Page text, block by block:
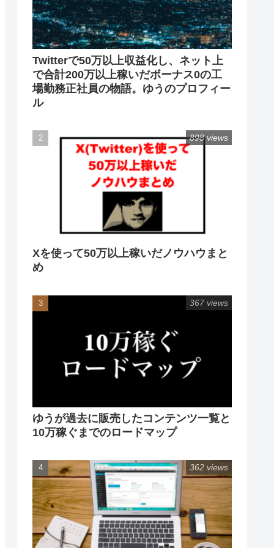
Twitterで50万以上収益化し、ネット上
で合計200万以上稼いだボーナス0の工
場勤務正社員の物語。ゆうのプロフィー
ル
Xを使って50万以上稼いだノウハウまと
め
898 views
ゆうが過去に販売したコンテンツ一覧と
10万稼ぐまでのロードマップ
367 views
362 views